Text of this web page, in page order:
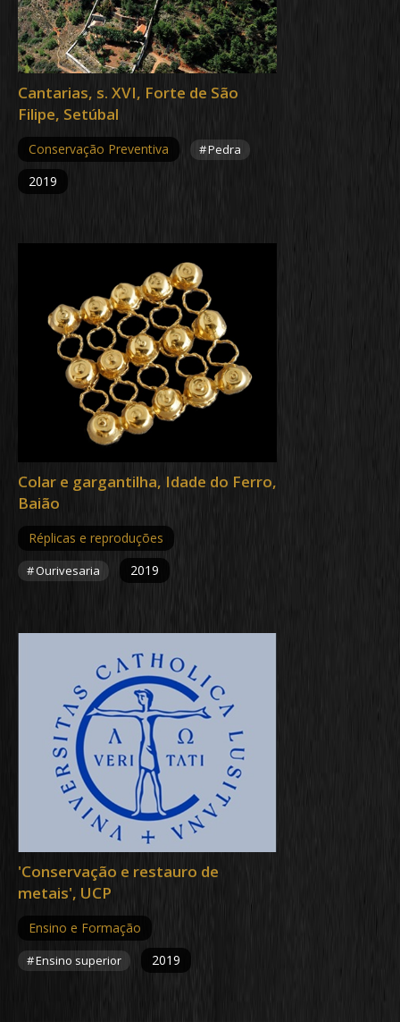
Cantarias, s. XVI, Forte de São
Filipe, Setúbal
Conservação Preventiva Pedra
2019
Colar e gargantilha, Idade do Ferro,
Baião
Réplicas e reproduções
Ourivesaria 2019
'Conservação e restauro de
metais', UCP
Ensino e Formação
Ensino superior 2019